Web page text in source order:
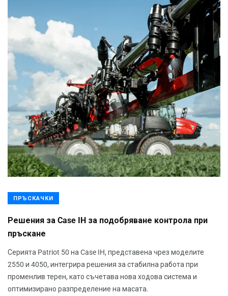
ПРЪСКАЧКИ
Решения за Case IH за подобряване контрола при
пръскане
Серията Patriot 50 на Case IH, представена чрез моделите
2550 и 4050, интегрира решения за стабилна работа при
променлив терен, като съчетава нова ходова система и
оптимизирано разпределение на масата.